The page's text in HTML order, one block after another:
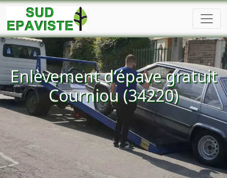
Enlèvement d’épave gratuit
Courniou (34220)